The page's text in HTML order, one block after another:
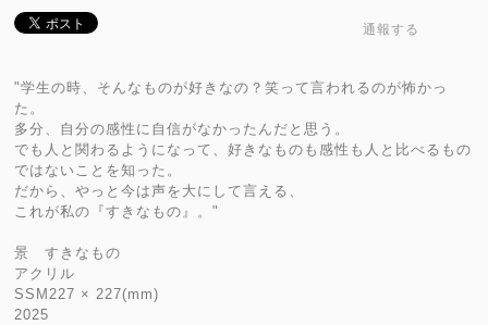
通報する
"学生の時、そんなものが好きなの？笑って言われるのが怖かっ
た。
多分、自分の感性に自信がなかったんだと思う。
でも人と関わるようになって、好きなものも感性も人と比べるもの
ではないことを知った。
だから、やっと今は声を大にして言える、
これが私の『すきなもの』。"
景 すきなもの
アクリル
SSM227 × 227(mm)
2025